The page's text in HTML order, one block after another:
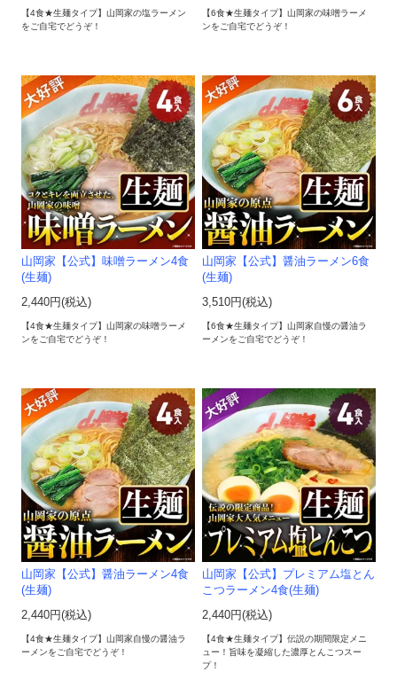
【4食★生麺タイプ】山岡家の塩ラーメン
をご自宅でどうぞ！
【6食★生麺タイプ】山岡家の味噌ラーメ
ンをご自宅でどうぞ！
山岡家【公式】味噌ラーメン4食
(生麺)
2,440円(税込)
【4食★生麺タイプ】山岡家の味噌ラーメ
ンをご自宅でどうぞ！
山岡家【公式】醤油ラーメン6食
(生麺)
3,510円(税込)
【6食★生麺タイプ】山岡家自慢の醤油ラ
ーメンをご自宅でどうぞ！
山岡家【公式】醤油ラーメン4食
(生麺)
2,440円(税込)
【4食★生麺タイプ】山岡家自慢の醤油ラ
ーメンをご自宅でどうぞ！
山岡家【公式】プレミアム塩とん
こつラーメン4食(生麺)
2,440円(税込)
【4食★生麺タイプ】伝説の期間限定メニ
ュー！旨味を凝縮した濃厚とんこつスー
プ！